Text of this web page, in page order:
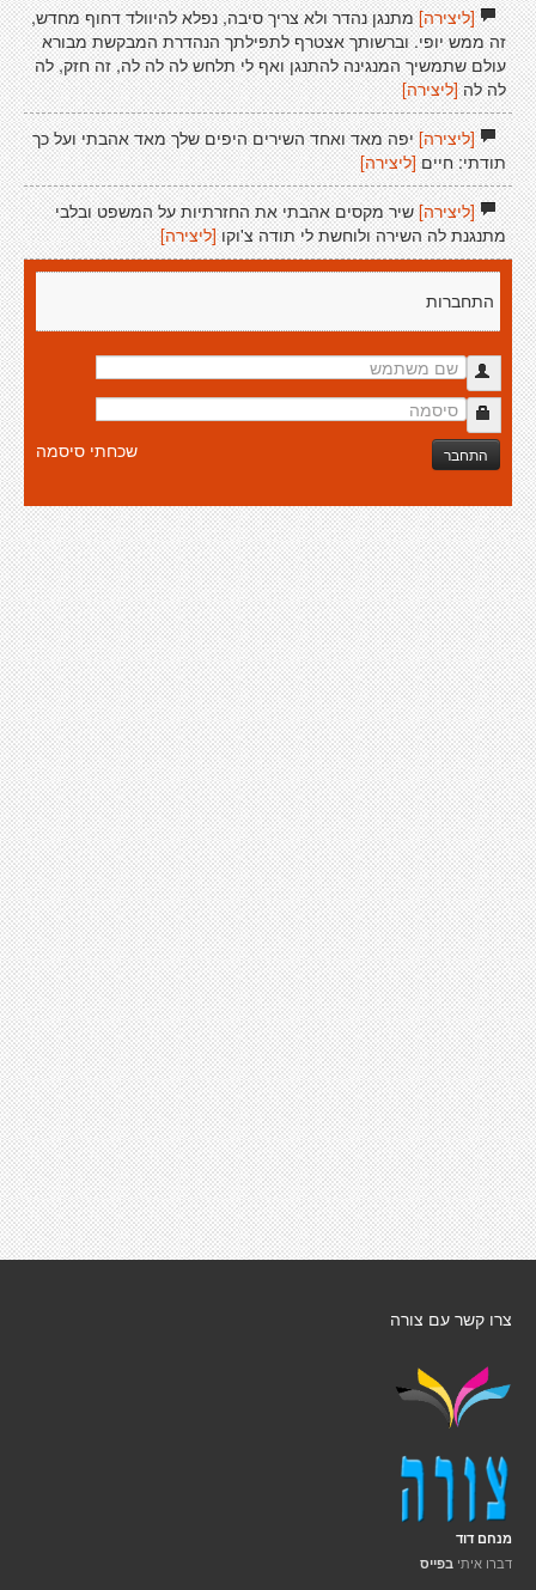
[ליצירה]מתנגן נהדר ולא צריך סיבה, נפלא להיוולד דחוף מחדש,
זה ממש יופי. וברשותך אצטרף לתפילתך הנהדרת המבקשת מבורא
עולם שתמשיך המנגינה להתנגן ואף לי תלחש לה לה לה, זה חזק, לה
לה לה [ליצירה]
[ליצירה]יפה מאד ואחד השירים היפים שלך מאד אהבתי ועל כך
תודתי: חיים [ליצירה]
[ליצירה]שיר מקסים אהבתי את החזרתיות על המשפט ובלבי
מתנגנת לה השירה ולוחשת לי תודה צ'וקו[ליצירה]
התחברות
התחבר שכחתי סיסמה
צרו קשר עם צורה
מנחם דוד
דברו איתי בפייס